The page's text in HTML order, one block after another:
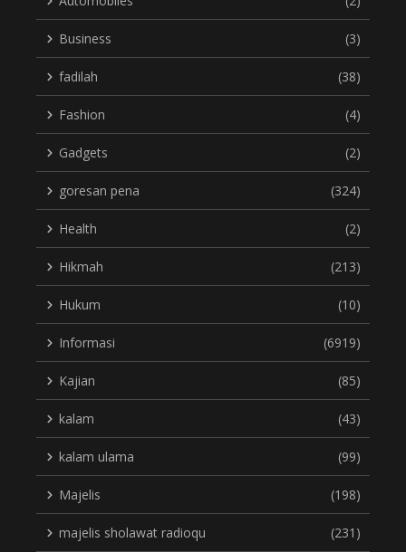
Business (3)
fadilah (38)
Fashion (4)
Gadgets (2)
goresan pena (324)
Health (2)
Hikmah (213)
Hukum (10)
Informasi (6919)
Kajian (85)
kalam (43)
kalam ulama (99)
Majelis (198)
majelis sholawat radioqu (231)